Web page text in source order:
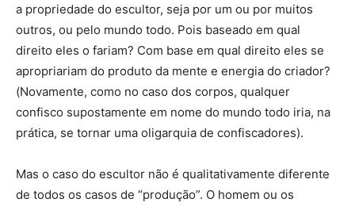
a propriedade do escultor, seja por um ou por muitos
outros, ou pelo mundo todo. Pois baseado em qual
direito eles o fariam? Com base em qual direito eles se
apropriariam do produto da mente e energia do criador?
(Novamente, como no caso dos corpos, qualquer
confisco supostamente em nome do mundo todo iria, na
prática, se tornar uma oligarquia de confiscadores).
Mas o caso do escultor não é qualitativamente diferente
de todos os casos de “produção”. O homem ou os